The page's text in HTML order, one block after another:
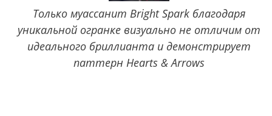
Только муассанит Bright Spark благодаря
уникальной огранке визуально не отличим от
идеального бриллианта и демонстрирует
паттерн Hearts & Arrows